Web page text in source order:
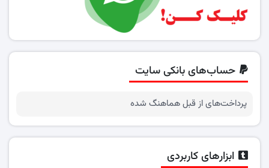
حساب‌های بانکی سایت
پرداخت‌های از قبل هماهنگ شده
ابزارهای کاربردی